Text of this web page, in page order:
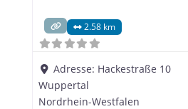
2.58 km
Adresse: Hackestraße 10
Wuppertal
Nordrhein-Westfalen